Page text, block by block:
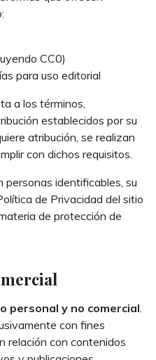
CC0)
para uso editorial
a los términos,
establecidos por su
atribución, se realizan
con dichos requisitos.
personas identificables, su
de Privacidad del sitio
de protección de
personal y no comercial.
con fines
relación con contenidos